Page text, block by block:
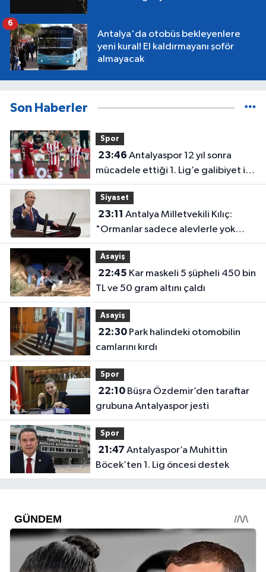
Antalya'da otobüs bekleyenlere
yeni kural! El kaldırmayanı şoför
almayacak
6
Son Haberler
Spor
23:46
mücadele ettiği 1. Lig’e galibiyet ile
başladı
Siyaset
23:11
"Ormanlar sadece alevlerle yok
olmuyor"
Asayiş
22:45
TL ve 50 gram altını çaldı
Asayiş
22:30Park halindeki otomobilin
camlarını kırdı
Spor
22:10Büşra Özdemir’den taraftar
grubuna Antalyaspor jesti
Spor
21:47
Böcek’ten 1. Lig öncesi destek